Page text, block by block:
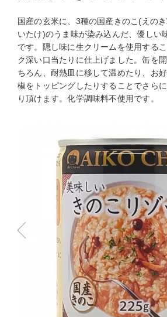
国産の玄米に、3種の国産きのこ(えの
いたけ)のうま味が染み込んだ、優しい
です。隠し味に生クリームを使用する
ク深い口当たりに仕上げました。缶を
ちろん、耐熱皿に移して温めたり、お
椒をトッピングしたりすることでさら
り頂けます。化学調味料不使用です。